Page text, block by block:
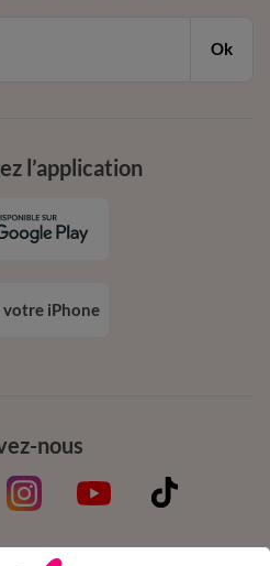
Ok
nous
l’application
votre iPhone